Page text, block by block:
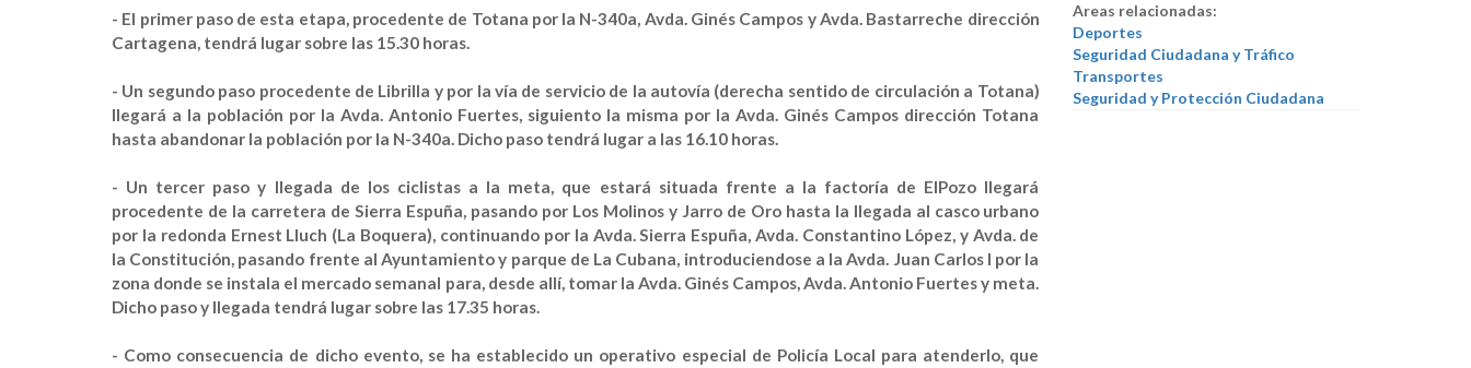
- El primer paso de esta etapa, procedente de Totana por la N-340a, Avda. Ginés Campos y Avda. Bastarreche dirección
Cartagena, tendrá lugar sobre las 15.30 horas.
- Un segundo paso procedente de Librilla y por la vía de servicio de la autovía (derecha sentido de circulación a Totana)
llegará a la población por la Avda. Antonio Fuertes, siguiento la misma por la Avda. Ginés Campos dirección Totana
hasta abandonar la población por la N-340a. Dicho paso tendrá lugar a las 16.10 horas.
- Un tercer paso y llegada de los ciclistas a la meta, que estará situada frente a la factoría de ElPozo llegará
procedente de la carretera de Sierra Espuña, pasando por Los Molinos y Jarro de Oro hasta la llegada al casco urbano
por la redonda Ernest Lluch (La Boquera), continuando por la Avda. Sierra Espuña, Avda. Constantino López, y Avda. de
la Constitución, pasando frente al Ayuntamiento y parque de La Cubana, introduciendose a la Avda. Juan Carlos I por la
zona donde se instala el mercado semanal para, desde allí, tomar la Avda. Ginés Campos, Avda. Antonio Fuertes y meta.
Dicho paso y llegada tendrá lugar sobre las 17.35 horas.
- Como consecuencia de dicho evento, se ha establecido un operativo especial de Policía Local para atenderlo, que
Areas relacionadas:
Deportes
Seguridad Ciudadana y Tráfico
Transportes
Seguridad y Protección Ciudadana